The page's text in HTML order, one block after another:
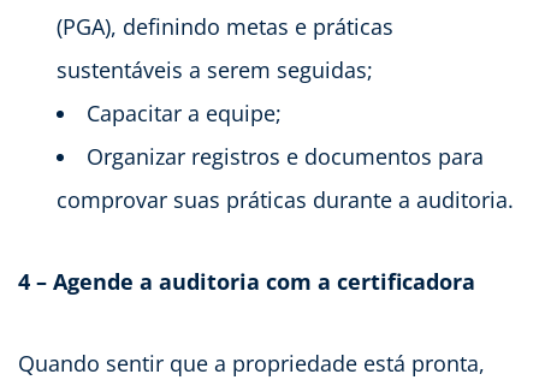
(PGA), definindo metas e práticas
sustentáveis a serem seguidas;
Capacitar a equipe;
Organizar registros e documentos para
comprovar suas práticas durante a auditoria.
4 – Agende a auditoria com a certificadora
Quando sentir que a propriedade está pronta,